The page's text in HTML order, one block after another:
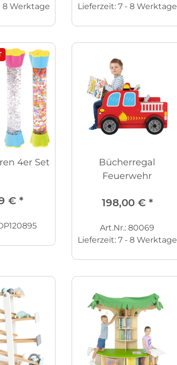
8 Werktage
Lieferzeit: 7 - 8 Werktage
4er Set
€ *
Bücherregal
Feuerwehr
198,00 € *
Art.Nr.: 80069
Lieferzeit: 7 - 8 Werktage